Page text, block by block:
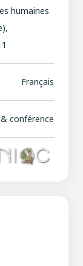
humaines
Français
conférence